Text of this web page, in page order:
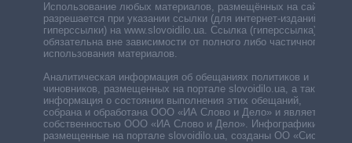
Использование любых материалов, размещённых на сайте,
разрешается при указании ссылки (для интернет-изданий —
гиперссылки) на www.slovoidilo.ua. Ссылка (гиперссылка)
обязательна вне зависимости от полного либо частичного
использования материалов.
Аналитическая информация об обещаниях политиков и
чиновников, размещенных на портале slovoidilo.ua, а также
информация о состоянии выполнения этих обещаний,
собрана и обработана ООО «ИА Слово и Дело» и является
собственностью ООО «ИА Слово и Дело». Инфографики,
размещенные на портале slovoidilo.ua, созданы ОО «Система